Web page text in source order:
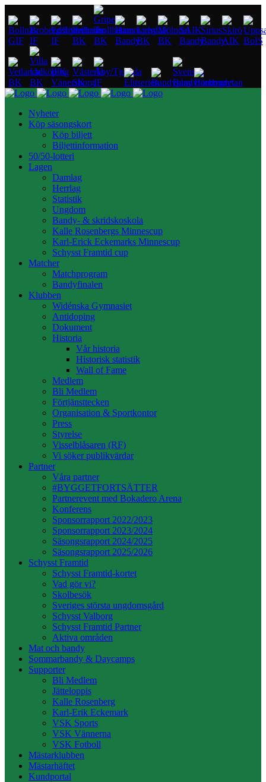
Nyheter
Köp säsongskort
Köp biljett
Biljettinformation
50/50-lotteri
Lagen
Damlag
Herrlag
Statistik
Ungdom
Bandy- & skridskoskola
Kalle Rosenbergs Minnescup
Karl-Erick Eckemarks Minnescup
Schysst Framtid cup
Matcher
Matchprogram
Bandyfinalen
Klubben
Widénska Gymnasiet
Antidoping
Dokument
Historia
Vår historia
Historisk statistik
Wall of Fame
Medlem
Bli Medlem
Förtjänsttecken
Organisation & Sportkontor
Press
Styrelse
Visselblåsaren (RF)
Vi söker publikvärdar
Partner
Våra partner
#BYGGETFORTSÄTTER
Partnerevent med Bokadero Arena
Konferens
Sponsorrapport 2022/2023
Sponsorrapport 2023/2024
Säsongsrapport 2024/2025
Säsongsrapport 2025/2026
Schysst Framtid
Schysst Framtid-kortet
Vad gör vi?
Skolbesök
Sveriges största ungdomsgård
Schysst Valborg
Schysst Framtid Partner
Aktiva områden
Mat och bandy
Sommarbandy & Daycamps
Supporter
Bli Medlem
Jätteloppis
Kalle Rosenberg
Karl-Erik Eckemark
VSK Sports
VSK Vännerna
VSK Fotboll
Mästarklubben
Mästarhäftet
Kundportal